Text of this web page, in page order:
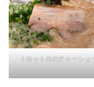
トロットロのチャーシュ